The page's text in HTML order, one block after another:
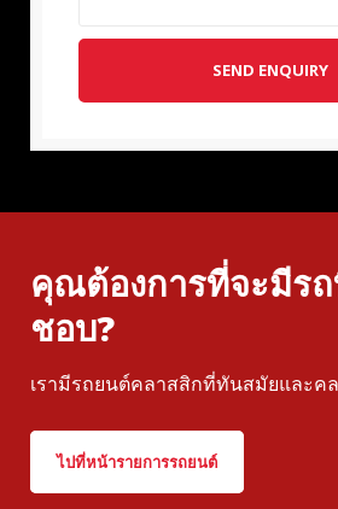
SEND ENQUIRY
คุณต้องการที่จะมีร
ชอบ?
เรามีรถยนต์คลาสสิกที่ทันสมัยและค
ไปที่หน้ารายการรถยนต์